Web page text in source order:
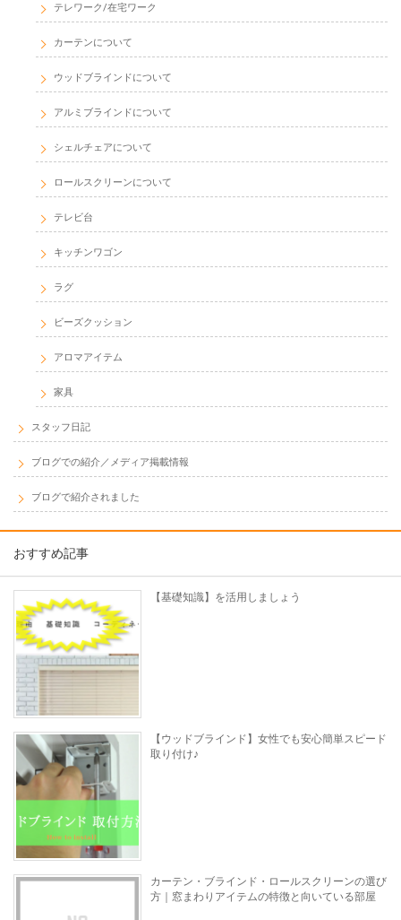
テレワーク/在宅ワーク
カーテンについて
ウッドブラインドについて
アルミブラインドについて
シェルチェアについて
ロールスクリーンについて
テレビ台
キッチンワゴン
ラグ
ビーズクッション
アロマアイテム
家具
スタッフ日記
ブログでの紹介／メディア掲載情報
ブログで紹介されました
おすすめ記事
【基礎知識】を活用しましょう
【ウッドブラインド】女性でも安心簡単スピード
取り付け♪
カーテン・ブラインド・ロールスクリーンの選び
方｜窓まわりアイテムの特徴と向いている部屋